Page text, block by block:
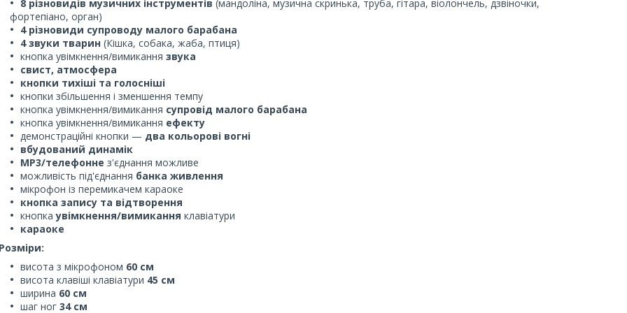
8 різновидів музичних інструментів (мандоліна, музична скринька, труба, гітара, віолончель, дзвіночки,
фортепіано, орган)
4 різновиди супроводу малого барабана
4 звуки тварин (Кішка, собака, жаба, птиця)
кнопка увімкнення/вимикання звука
свист, атмосфера
кнопки тихіші та голосніші
кнопки збільшення і зменшення темпу
кнопка увімкнення/вимикання супровід малого барабана
кнопка увімкнення/вимикання ефекту
демонстраційні кнопки — два кольорові вогні
вбудований динамік
MP3/телефонне з'єднання можливе
можливість під'єднання банка живлення
мікрофон із перемикачем караоке
кнопка запису та відтворення
кнопкаувімкнення/вимикання клавіатури
караоке
Розміри:
висота з мікрофоном 60 см
висота клавіші клавіатури 45 см
ширина 60 см
шаг ног 34 см